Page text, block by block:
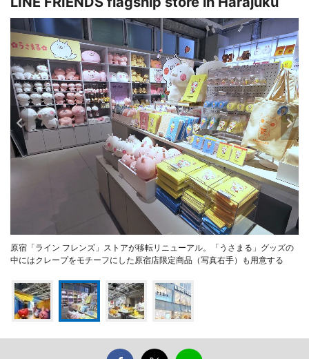
原宿「ライン フレンズ」ストアが移転リニューアル。「うさまる」グッズの
中にはクレープをモチーフにした原宿店限定商品（写真右手）も用意する